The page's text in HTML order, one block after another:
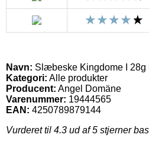
Navn: Slæbeske Kingdome I 28g
Kategori: Alle produkter
Producent: Angel Domäne
Varenummer: 19444565
EAN: 4250789879144
Vurderet til 4.3 ud af 5 stjerner